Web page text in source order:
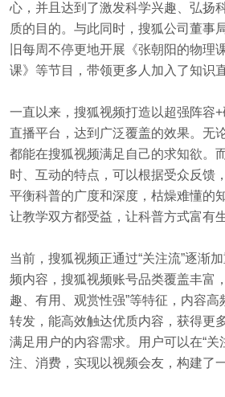
心，并且达到了激发科学兴趣、弘扬
质的目的。与此同时，搜狐公司董事
旧每周不停更地开展《张朝阳的物理
课》等节目，带领更多人加入了知识
一直以来，搜狐视频打造以超强阵容
直播平台，达到广泛覆盖的效果。无
都能在搜狐视频满足自己的求知欲。
时、互动的特点，可以根据受众反馈
平衡科普的广度和深度，枯燥难懂的
让教学双方都受益，让科普方式富有
当前，搜狐视频正通过“关注流”逐渐
频内容，搜狐视频账号品类覆盖丰富
趣、有用、观赏性强”等特征，内容
转发，能高效触达优质内容，获得更
满足用户的内容需求。用户可以在“关
注、消费，实现以视频会友，构建了